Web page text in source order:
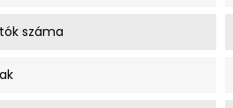
száma